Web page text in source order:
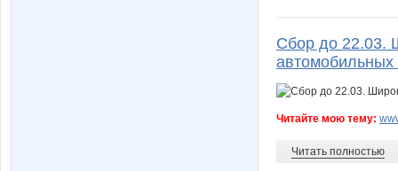
Сбор до 22.03.
автомобильных
Читайте мою тему:
Читать полностью